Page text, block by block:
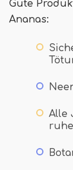
Gute
Ananas:
Alle